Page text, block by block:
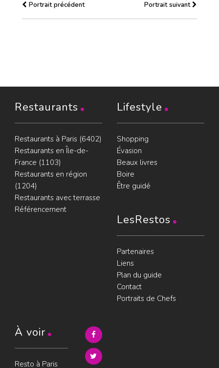
Portrait précédent Portrait suivant
Restaurants
Restaurants à Paris (6402)
Restaurants en Île-de-
France (1103)
Restaurants en région
(1204)
Restaurants avec terrasse
Référencement
Lifestyle
Shopping
Évasion
Beaux livres
Boire
Être guidé
LesRestos
Partenaires
Liens
Plan du guide
Contact
Portraits de Chefs
À voir
Resto à Paris